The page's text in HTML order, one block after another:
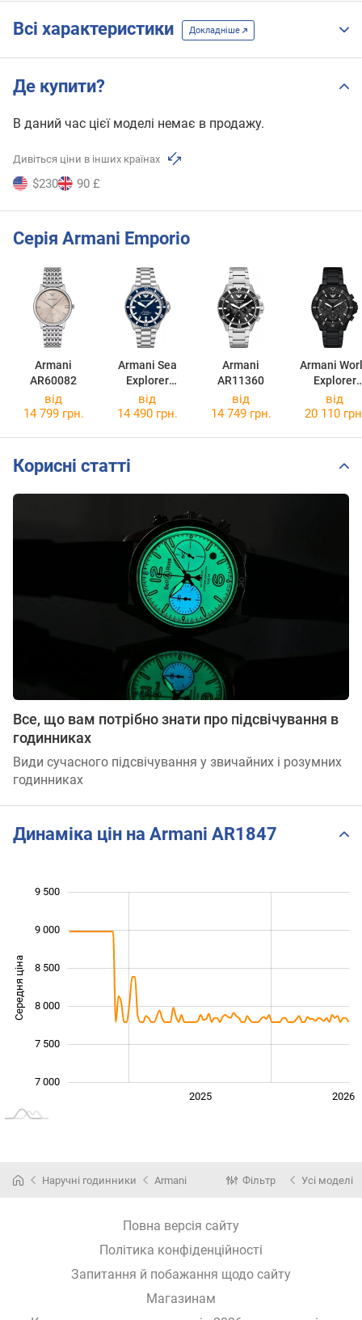
Всі характеристики Докладніше
Де купити?
В даний час цієї моделі немає в продажу.
Дивіться ціни в інших країнах
$230 90 £
Серія Armani Emporio
Armani
AR60082
Armani Sea
Explorer
AR60079
Armani
AR11360
Armani
Explorer
AR11784
від
14 799 грн.
від
14 490 грн.
від
14 749 грн.
від
20 110
Корисні статті
Все, що вам потрібно знати про підсвічування в
годинниках
Види сучасного підсвічування у звичайних і розумних
годинниках
Динаміка цін на Armani AR1847
Середня ціна
7 000
7 500
8 000
8 500
9 000
9 500
2025 2026
Наручні годинники Armani Фільтр Усі моделі
Повна версія сайту
Політика конфіденційності
Запитання й побажання щодо сайту
Магазинам